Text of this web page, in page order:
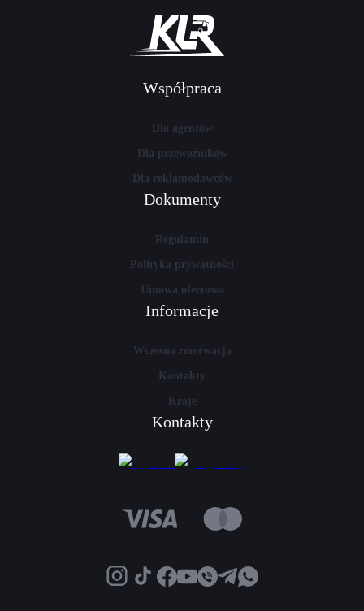
Współpraca
Dla agentów
Dla przewoźników
Dla reklamodawców
Dokumenty
Regulamin
Polityka prywatności
Umowa ofertowa
Informacje
Wczesna rezerwacja
Kontakty
Kraje
Kontakty